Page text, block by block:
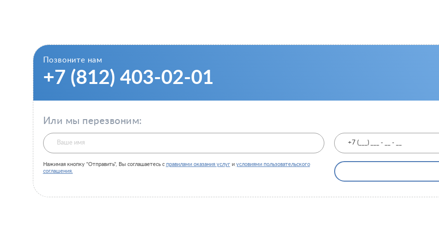
Позвоните нам
+7 (812) 403-02-01
Или мы перезвоним:
Нажимая кнопку "Отправить", Вы соглашаетесь с правилами оказания услуги условиями пользовательского
соглашения.